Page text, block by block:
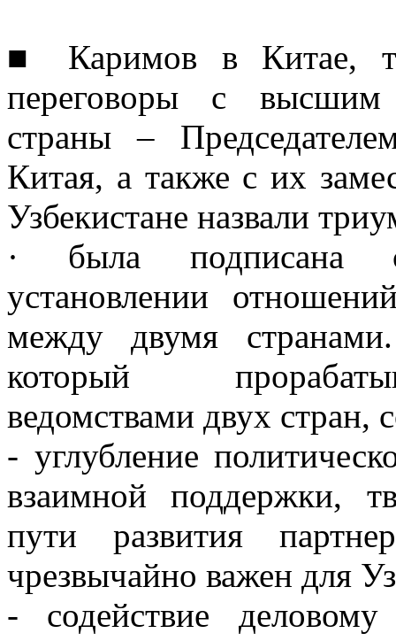
■ Каримов в Китае,
переговоры с высшим
страны –
Китая, а также с их
Узбекистане назвали
· была подписана
установлении
между двумя
который
ведомствами двух стран,
- углубление
взаимной поддержки,
пути развития
чрезвычайно важен для
- содействие деловому